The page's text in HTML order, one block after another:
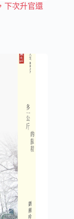
下次升官還